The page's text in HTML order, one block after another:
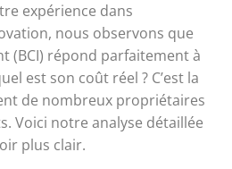
expérience dans
nous observons que
(BCI) répond parfaitement à
est son coût réel ? C’est la
de nombreux propriétaires
Voici notre analyse détaillée
plus clair.